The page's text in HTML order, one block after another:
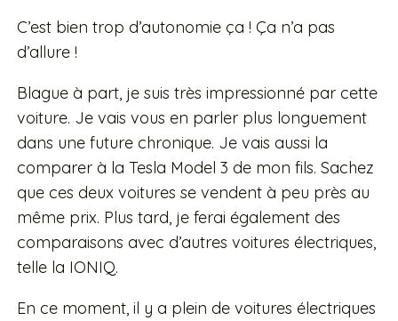
C’est bien trop d’autonomie ça ! Ça n’a pas
d’allure !
Blague à part, je suis très impressionné par cette
voiture. Je vais vous en parler plus longuement
dans une future chronique. Je vais aussi la
comparer à la Tesla Model 3 de mon fils. Sachez
que ces deux voitures se vendent à peu près au
même prix. Plus tard, je ferai également des
comparaisons avec d’autres voitures électriques,
telle la IONIQ.
En ce moment, il y a plein de voitures électriques